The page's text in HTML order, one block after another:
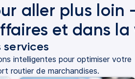
aller plus loin
et dans la
services
intelligentes pour optimiser votre
routier de marchandises.